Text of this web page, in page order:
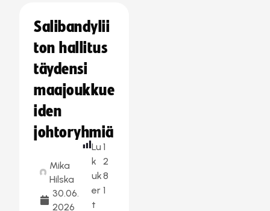
Salibandylii
ton hallitus
täydensi
maajoukkue
iden
johtoryhmiä
Mika
Hilska
30.06.
2026
Lu
k
uk
er
t
1
2
8
1